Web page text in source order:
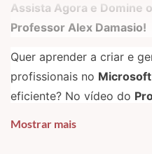
Assista Agora e Domine
Professor Alex Damasio!
Quer aprender a criar e
profissionais no
eficiente? No vídeo do
Mostrar mais